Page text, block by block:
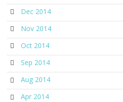
Dec 2014
Nov 2014
Oct 2014
Sep 2014
Aug 2014
Apr 2014